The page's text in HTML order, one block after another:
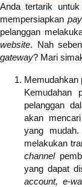
Anda tertarik
mempersiapkan
pelanggan
website. Nah
gateway? Mari
Memudahkan
Kemudahan
pelanggan
akan
yang mudah.
melakukan
channel
yang dapat
account, e-